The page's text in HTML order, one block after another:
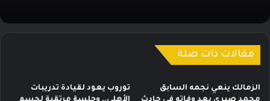
مقالات ذات صلة
الزمالك ينعي نجمه السابق
توروب يعود لقيادة تدريبات